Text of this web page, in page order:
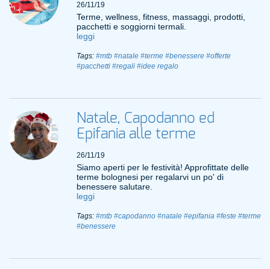
26/11/19
Terme, wellness, fitness, massaggi, prodotti,
pacchetti e soggiorni termali.
leggi
Tags: #mtb #natale #terme #benessere #offerte
#pacchetti #regali #idee regalo
Natale, Capodanno ed
Epifania alle terme
26/11/19
Siamo aperti per le festività! Approfittate delle
terme bolognesi per regalarvi un po' di
benessere salutare.
leggi
Tags: #mtb #capodanno #natale #epifania #feste #terme
#benessere